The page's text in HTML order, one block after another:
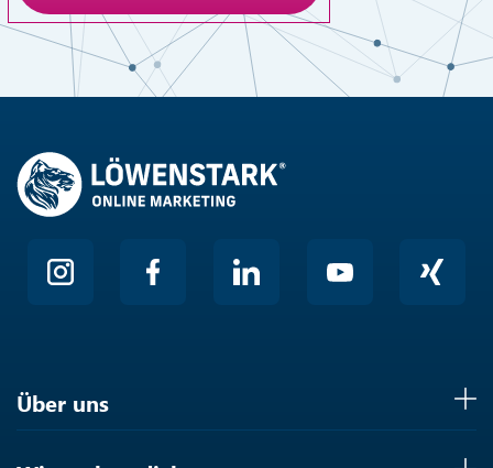
Anti-Roboter-Verifizierung
Hier klicken
Über uns